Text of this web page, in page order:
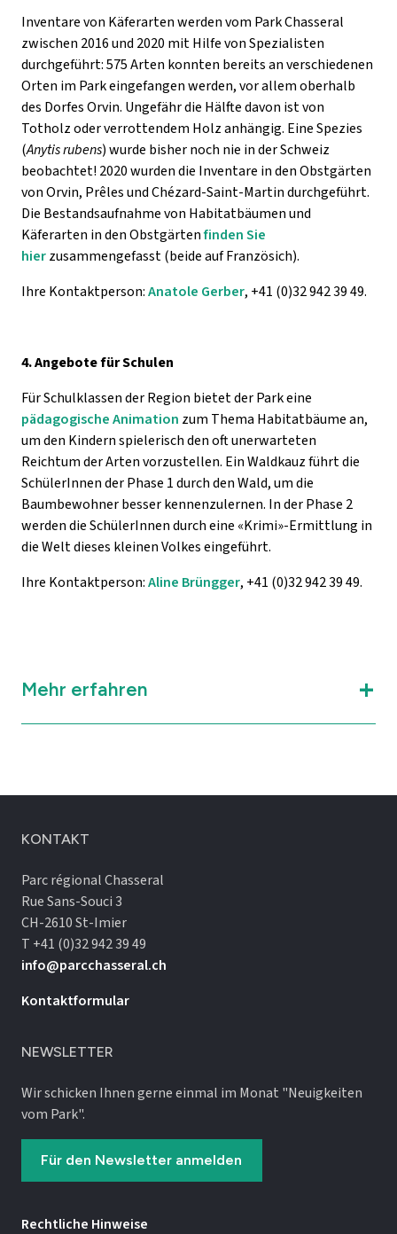
Inventare von Käferarten werden vom Park Chasseral
zwischen 2016 und 2020 mit Hilfe von Spezialisten
durchgeführt: 575 Arten konnten bereits an verschiedenen
Orten im Park eingefangen werden, vor allem oberhalb
des Dorfes Orvin. Ungefähr die Hälfte davon ist von
Totholz oder verrottendem Holz anhängig. Eine Spezies
(Anytis rubens) wurde bisher noch nie in der Schweiz
beobachtet! 2020 wurden die Inventare in den Obstgärten
von Orvin, Prêles und Chézard-Saint-Martin durchgeführt.
Die Bestandsaufnahme von Habitatbäumen und
Käferarten in den Obstgärtenfinden Sie
hierzusammengefasst (beide auf Französich).
Ihre Kontaktperson:Anatole Gerber, +41 (0)32 942 39 49.
4. Angebote für Schulen
Für Schulklassen der Region bietet der Park eine
pädagogische Animation zum Thema Habitatbäume an,
um den Kindern spielerisch den oft unerwarteten
Reichtum der Arten vorzustellen. Ein Waldkauz führt die
SchülerInnen der Phase 1 durch den Wald, um die
Baumbewohner besser kennenzulernen. In der Phase 2
werden die SchülerInnen durch eine «Krimi»-Ermittlung in
die Welt dieses kleinen Volkes eingeführt.
Ihre Kontaktperson:Aline Brüngger, +41 (0)32 942 39 49.
Mehr erfahren
KONTAKT
Parc régional Chasseral
Rue Sans-Souci 3
CH-2610 St-Imier
T +41 (0)32 942 39 49
info@parcchasseral.ch
Kontaktformular
NEWSLETTER
Wir schicken Ihnen gerne einmal im Monat "Neuigkeiten
vom Park".
Für den Newsletter anmelden
Rechtliche Hinweise